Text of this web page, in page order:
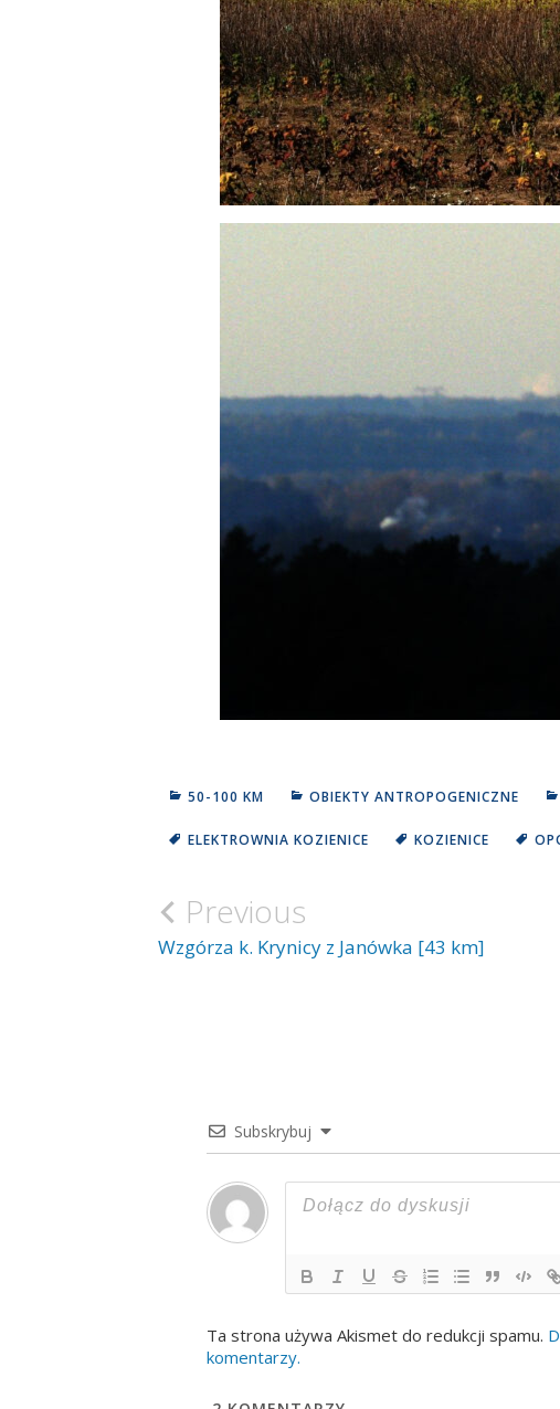
50-100 KM OBIEKTY ANTROPOGENICZNE
ELEKTROWNIA KOZIENICE KOZIENICE
Nawigacja
wpisu
Previous
Wzgórza k. Krynicy z Janówka [43 km]
Subskrybuj
Ta strona używa Akismet do redukcji spamu.
komentarzy.